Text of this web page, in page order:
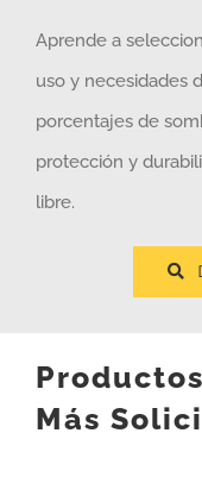
Aprende a
uso y necesidades
porcentajes de
protección y
libre.
Más